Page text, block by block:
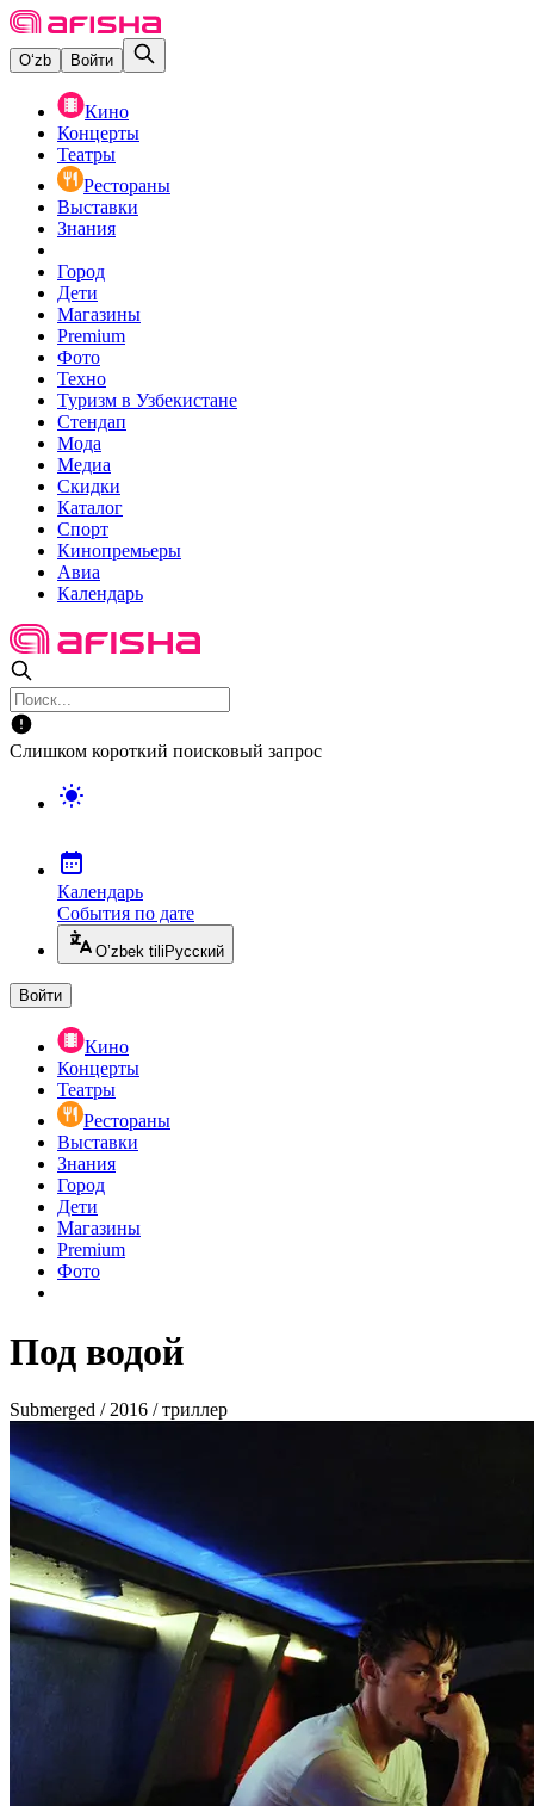
O‘zb Войти
Кино
Концерты
Театры
Рестораны
Выставки
Знания
Город
Дети
Магазины
Premium
Фото
Техно
Туризм в Узбекистане
Стендап
Мода
Медиа
Скидки
Каталог
Спорт
Кинопремьеры
Авиа
Календарь
Слишком короткий поисковый запрос
Календарь
События по дате
O’zbek tili Русский
Войти
Кино
Концерты
Театры
Рестораны
Выставки
Знания
Город
Дети
Магазины
Premium
Фото
Под водой
Submerged / 2016 / триллер